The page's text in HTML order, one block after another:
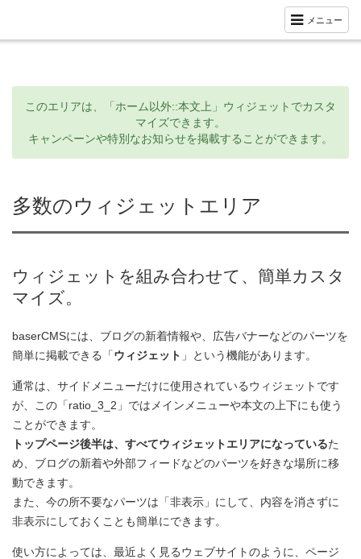
メニュー
このエリアは、「ホーム以外::本文上」ウィジェットでカスタ
マイズできます。
キャンペーンや特別なお知らせを掲載することができます。
多数のウィジェットエリア
ウィジェットを組み合わせて、簡単カスタ
マイズ。
baserCMSには、ブログの新着情報や、広告バナーなどのパーツを
簡単に掲載できる「ウィジェット 」という機能があります。
通常は、サイドメニューだけに使用されているウィジェットです
が、この「ratio_3_2」ではメインメニューや本文の上下にも使う
ことができます。
トップページ後半は、すべてウィジェットエリアになっているた
め、ブログの新着や外部フィードなどのパーツを好きな場所に移
動できます。
また、今の所不要なパーツは「非表示」にして、内容を消さずに
非表示にしておくことも簡単にできます。
使い方によっては、最近よく見るウェブサイトのように、ページ